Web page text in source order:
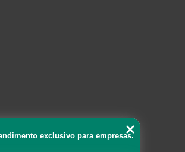
exclusivo para empresas.